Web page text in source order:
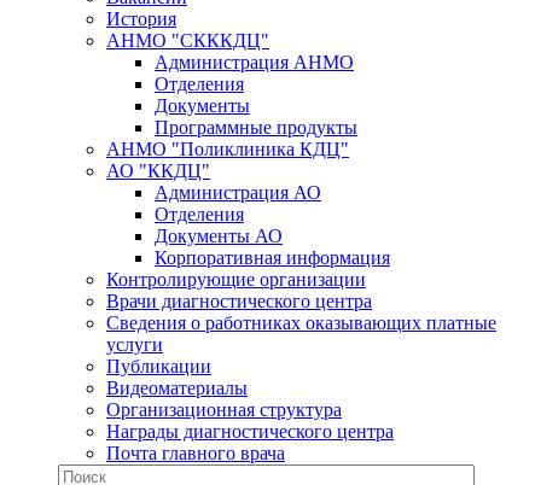
История
АНМО "СКККДЦ"
Администрация АНМО
Отделения
Документы
Программные продукты
АНМО "Поликлиника КДЦ"
АО "ККДЦ"
Администрация АО
Отделения
Документы АО
Корпоративная информация
Контролирующие организации
Врачи диагностического центра
Сведения о работниках оказывающих платные
услуги
Публикации
Видеоматериалы
Организационная структура
Награды диагностического центра
Почта главного врача